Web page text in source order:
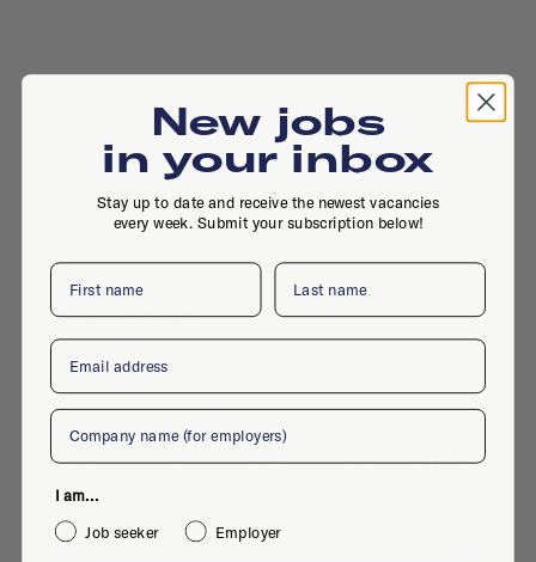
Kratonkade, 3, 3024 ES, Rotterdam
Active jobs
No active jobs right now
Is this your company profile?Place a job
New jobs
in your inbox
Stay up to date and receive the newest vacancies
every week. Submit your subscription below!
First name Last name
Email
Company
I am...
Job seeker
Employer